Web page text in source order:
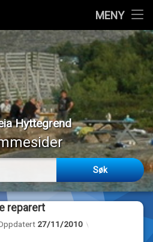
MENY
Hyttegrend
reparert
27/11/2010